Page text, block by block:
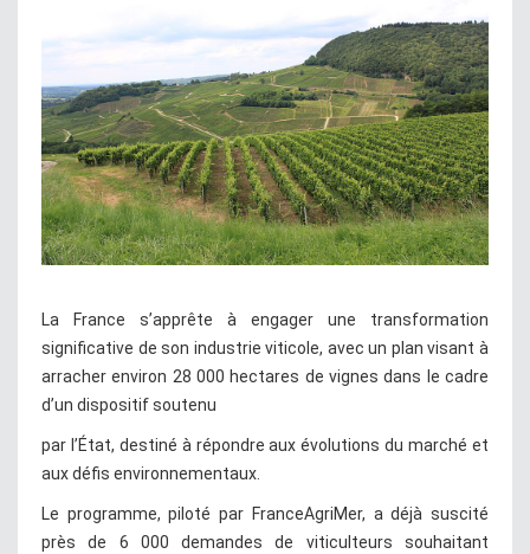
La France s’apprête à engager une transformation
significative de son industrie viticole, avec un plan visant à
arracher environ 28 000 hectares de vignes dans le cadre
d’un dispositif soutenu
par l’État, destiné à répondre aux évolutions du marché et
aux défis environnementaux.
Le programme, piloté par FranceAgriMer, a déjà suscité
près de 6 000 demandes de viticulteurs souhaitant